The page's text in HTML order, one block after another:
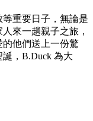
重要日子，無論是
來一趟親子之旅，
他們送上一份驚
，B.Duck 為大